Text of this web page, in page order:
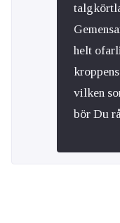
helt
vilken
bör Du